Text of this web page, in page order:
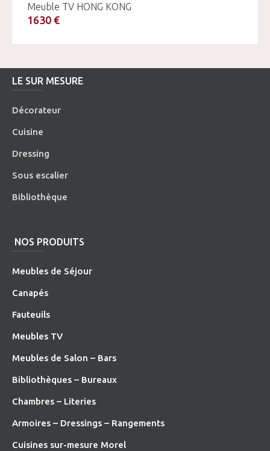
Meuble TV HONG KONG
1630 €
LE SUR MESURE
Décorateur
Cuisine
Dressing
Sous escalier
Bibliothèque
NOS PRODUITS
Meubles de Séjour
Canapés
Fauteuils
Meubles TV
Meubles de Salon – Bars
Bibliothèques – Bureaux
Chambres – Literies
Armoires – Dressings – Rangements
Cuisines sur-mesure Morel